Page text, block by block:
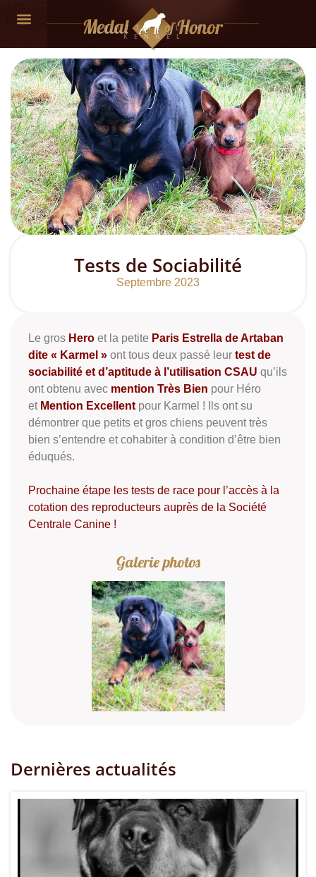
ROTTWEILER
KENNEL
Tests de Sociabilité
Septembre 2023
Le gros Hero et la petite Paris Estrella de Artaban
dite « Karmel » ont tous deux passé leur test de
sociabilité et d’aptitude à l’utilisation CSAU qu’ils
ont obtenu avec mention Très Bien pour Héro
et Mention Excellent pour Karmel ! Ils ont su
démontrer que petits et gros chiens peuvent très
bien s’entendre et cohabiter à condition d’être bien
éduqués.
Prochaine étape les tests de race pour l’accès à la
cotation des reproducteurs auprès de la Société
Centrale Canine !
Dernières actualités